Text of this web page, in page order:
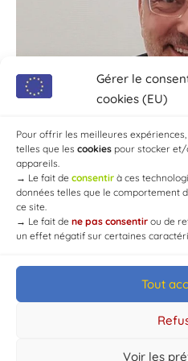
Gérer le
cookies (EU)
Pour offrir les meilleures
telles que les cookies pour stocker
appareils.
→ Le fait de consentir à ces
données telles que le comportement
ce site.
→ Le fait de ne pas consentir ou de
un effet négatif sur certaines
Tout
Voir les
© Mairie de Chaource [2004-
Developed by